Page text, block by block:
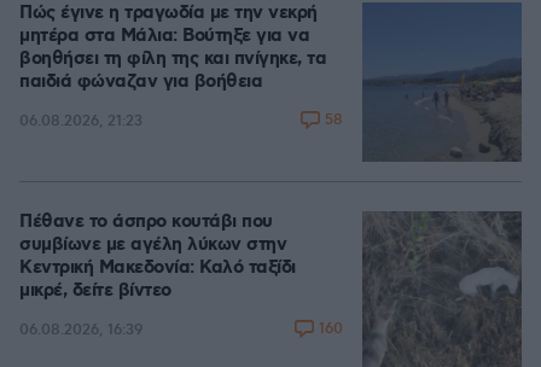
Πώς έγινε η τραγωδία με την νεκρή
μητέρα στα Μάλια: Βούτηξε για να
βοηθήσει τη φίλη της και πνίγηκε, τα
παιδιά φώναζαν για βοήθεια
06.08.2026, 21:23 58
Πέθανε το άσπρο κουτάβι που
συμβίωνε με αγέλη λύκων στην
Κεντρική Μακεδονία: Καλό ταξίδι
μικρέ, δείτε βίντεο
06.08.2026, 16:39 160